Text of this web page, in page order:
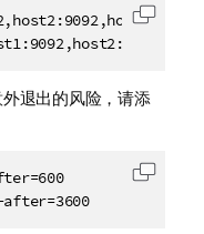
复制代
退出的风险，请添
复制代